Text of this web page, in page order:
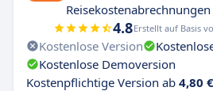
Reisekostenabrechnungen
4.8Erstellt auf Basis
Kostenlose Version
Kostenlose Demoversion
Kostenpflichtige Version ab 4,80